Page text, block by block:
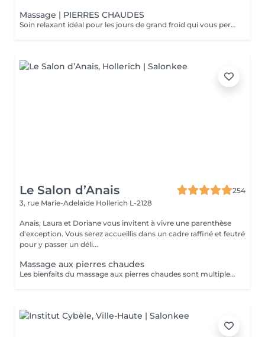
Massage | PIERRES CHAUDES
Soin relaxant idéal pour les jours de grand froid qui vous permettra de plonger dans un univers de détente absolu. La chaleur soulage les tensions et atténue les douleurs en décontractant les muscles fatigués. Les fonctions énergétiques du corps sont ré-harmonisés par les pierres chaudes. C'est un excellent détoxifiant
Le Salon d’Anais
254
3, rue Marie-Adelaïde Hollerich L-2128
Anais, Laura et Doriane vous invitent à vivre une parenthèse
d'exception. Vous serez accueillis dans un cadre raffiné et feutré
pour y passer un déli...
Massage aux pierres chaudes
Les bienfaits du massage aux pierres chaudes sont multiples. Il permet notamment de lâcher prise, de détoxifier l'organisme et d'améliorer la circulation sanguine. Plusieurs maladies et certaines douleurs sont également traitées grâce à cette technique de massage, dont : L'arthrite ; La fibromyalgie ; L'insomnie ; Les douleurs musculaires ; Les maladies liées au stress. Cependant, tout le monde ne peut pas profiter des vertus thérapeutiques du massage aux pierres chaudes. Certaines contre-indications existent. Les personnes souffrant de diabète, de problèmes respiratoires ou cardiaques doivent éviter ce type ce massage. C'est également le cas pour les femmes enceintes.